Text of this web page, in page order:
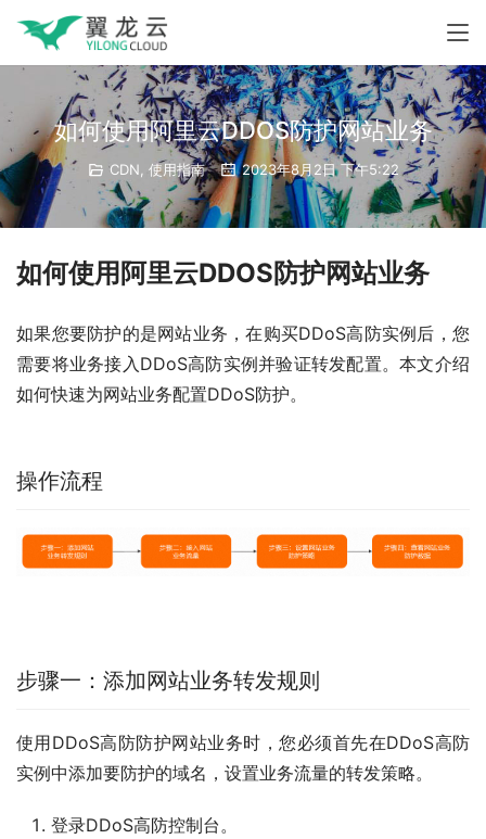
如何使用阿里云DDOS防护网站业务
CDN 使用指南 2023年8月2日 下午5:22
如何使用阿里云DDOS防护网站业务
如果您要防护的是网站业务，在购买DDoS高防实例后，您
需要将业务接入DDoS高防实例并验证转发配置。本文介绍
如何快速为网站业务配置DDoS防护。
操作流程
步骤一：添加网站业务转发规则
使用DDoS高防防护网站业务时，您必须首先在DDoS高防
实例中添加要防护的域名，设置业务流量的转发策略。
登录DDoS高防控制台。